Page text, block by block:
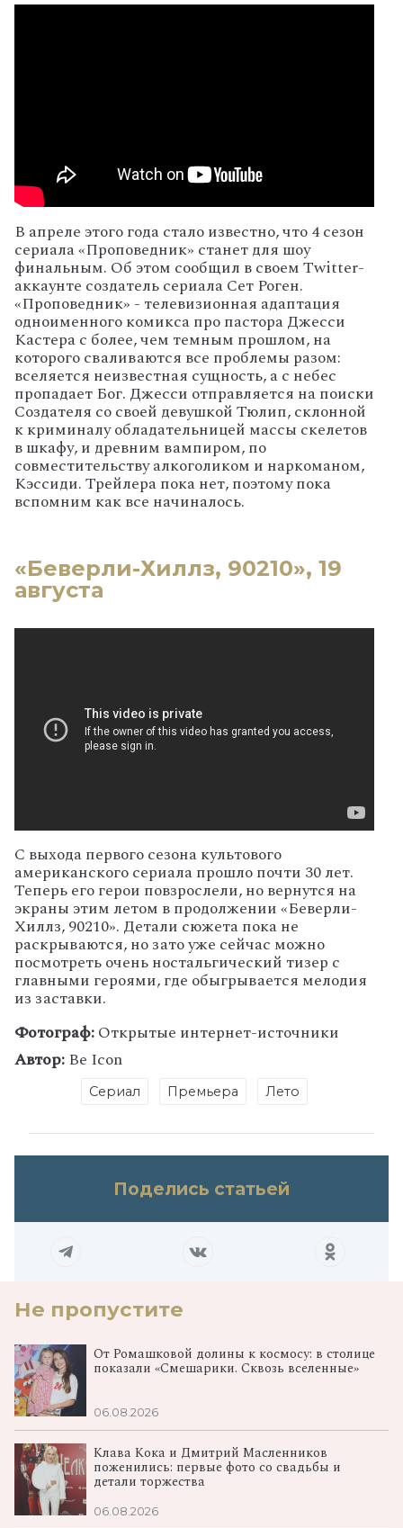
В апреле этого года стало известно, что 4 сезон
сериала «Проповедник» станет для шоу
финальным. Об этом сообщил в своем Twitter-
аккаунте создатель сериала Сет Роген.
«Проповедник» - телевизионная адаптация
одноименного комикса про пастора Джесси
Кастера с более, чем темным прошлом, на
которого сваливаются все проблемы разом:
вселяется неизвестная сущность, а с небес
пропадает Бог. Джесси отправляется на поиски
Создателя со своей девушкой Тюлип, склонной
к криминалу обладательницей массы скелетов
в шкафу, и древним вампиром, по
совместительству алкоголиком и наркоманом,
Кэссиди. Трейлера пока нет, поэтому пока
вспомним как все начиналось.
«Беверли-Хиллз, 90210», 19
августа
С выхода первого сезона культового
американского сериала прошло почти 30 лет.
Теперь его герои повзрослели, но вернутся на
экраны этим летом в продолжении «Беверли-
Хиллз, 90210». Детали сюжета пока не
раскрываются, но зато уже сейчас можно
посмотреть очень ностальгический тизер с
главными героями, где обыгрывается мелодия
из заставки.
Фотограф:Открытые интернет-источники
Автор:Be Icon
Сериал Премьера Лето
Поделись статьей
Не пропустите
От Ромашковой долины к космосу: в столице
показали «Смешарики. Сквозь вселенные»
06.08.2026
Клава Кока и Дмитрий Масленников
поженились: первые фото со свадьбы и
детали торжества
06.08.2026